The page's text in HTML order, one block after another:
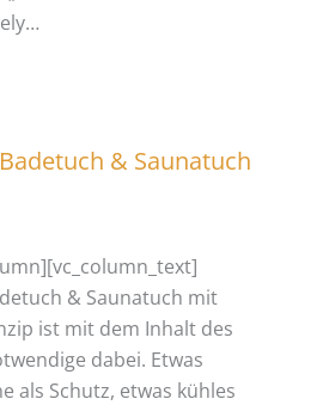
& Saunatuch
& Saunatuch mit
ist mit dem Inhalt des
dabei. Etwas
als Schutz, etwas kühles